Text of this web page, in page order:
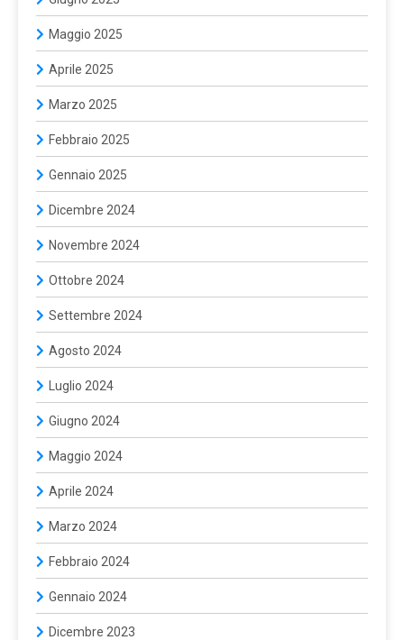
Maggio 2025
Aprile 2025
Marzo 2025
Febbraio 2025
Gennaio 2025
Dicembre 2024
Novembre 2024
Ottobre 2024
Settembre 2024
Agosto 2024
Luglio 2024
Giugno 2024
Maggio 2024
Aprile 2024
Marzo 2024
Febbraio 2024
Gennaio 2024
Dicembre 2023